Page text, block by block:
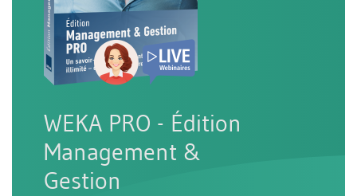
WEKA PRO - Édition
Management &
Gestion